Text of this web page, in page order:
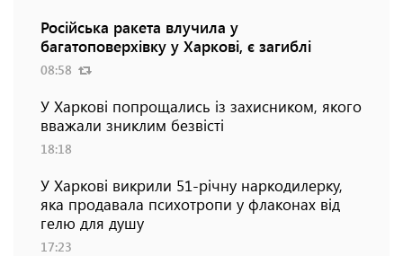
Російська ракета влучила у
багатоповерхівку у Харкові, є загиблі
08:58
У Харкові попрощались із захисником, якого
вважали зниклим безвісті
18:18
У Харкові викрили 51-річну наркодилерку,
яка продавала психотропи у флаконах від
гелю для душу
17:23